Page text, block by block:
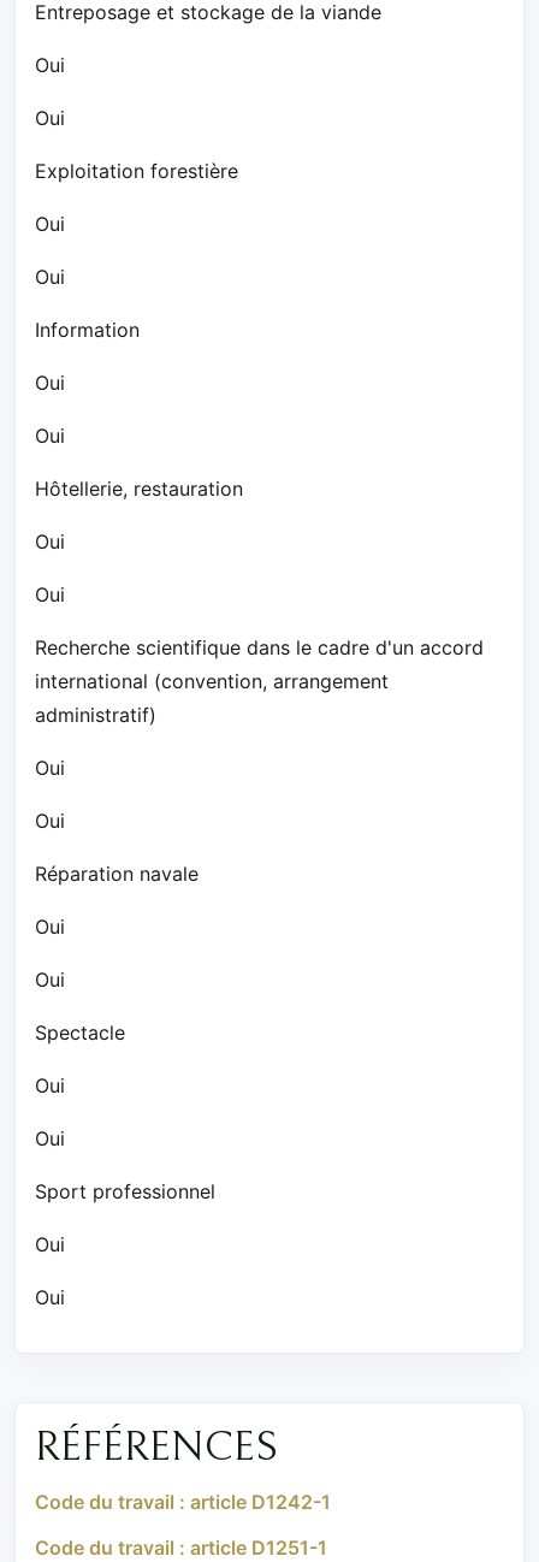
Entreposage et stockage de la viande
Oui
Oui
Exploitation forestière
Oui
Oui
Information
Oui
Oui
Hôtellerie, restauration
Oui
Oui
Recherche scientifique dans le cadre d'un accord
international (convention, arrangement
administratif)
Oui
Oui
Réparation navale
Oui
Oui
Spectacle
Oui
Oui
Sport professionnel
Oui
Oui
RÉFÉRENCES
Code du travail : article D1242-1
Code du travail : article D1251-1